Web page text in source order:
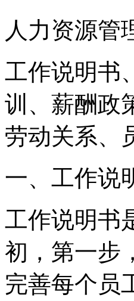
人力资源管
工作说明书
训、薪酬政
劳动关系、
一、工作说
工作说明书
初，第一步
完善每个员